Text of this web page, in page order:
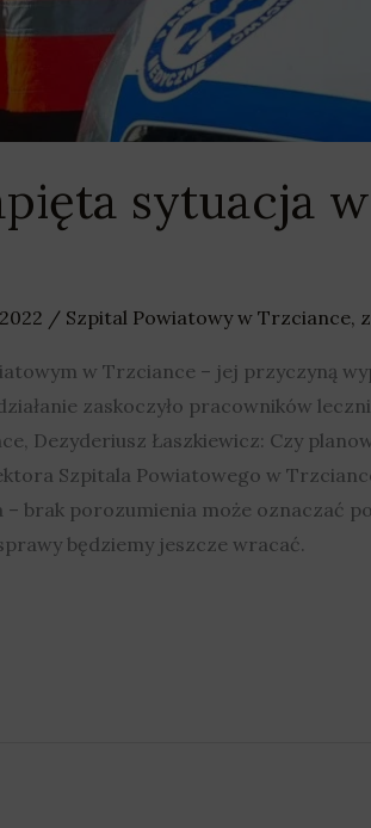
sytuacja
/ Szpital Powiatowy w Trzciance,
w Trzciance – jej przyczyną
zaskoczyło pracowników
Dezyderiusz Łaszkiewicz: Czy
Szpitala Powiatowego w
brak porozumienia może oznaczać
będziemy jeszcze wracać.